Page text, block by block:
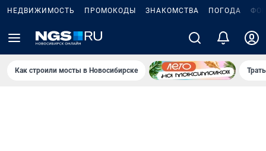
НЕДВИЖИМОСТЬ ПРОМОКОДЫ ЗНАКОМСТВА ПОГОДА
Как строили мосты в Новосибирске